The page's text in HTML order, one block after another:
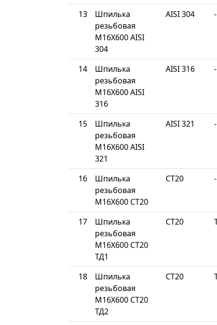
13
Шпилька
резьбовая
М16Х600 AISI
304
AISI 304 -
14
Шпилька
резьбовая
М16Х600 AISI
316
AISI 316 -
15
Шпилька
резьбовая
М16Х600 AISI
321
AISI 321 -
16
Шпилька
резьбовая
М16Х600 СТ20
СТ20 -
17
Шпилька
резьбовая
М16Х600 СТ20
ТД1
СТ20
18
Шпилька
резьбовая
М16Х600 СТ20
ТД2
СТ20